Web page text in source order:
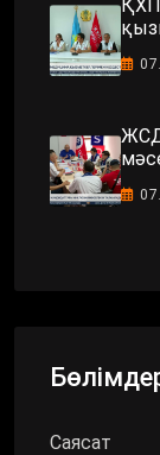
Саясат